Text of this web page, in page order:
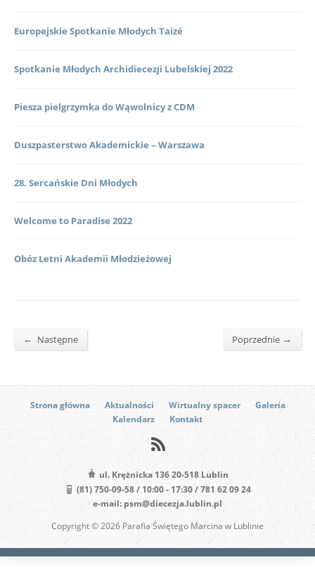
Europejskie Spotkanie Młodych Taizé
Spotkanie Młodych Archidiecezji Lubelskiej 2022
Piesza pielgrzymka do Wąwolnicy z CDM
Duszpasterstwo Akademickie – Warszawa
28. Sercańskie Dni Młodych
Welcome to Paradise 2022
Obóz Letni Akademii Młodzieżowej
← Następne Poprzednie →
Strona główna Aktualności Wirtualny spacer
Galeria
Kalendarz
Kontakt
ul. Krężnicka 136 20-518 Lublin
(81) 750-09-58 / 10:00 - 17:30 / 781 62 09 24
e-mail: psm@diecezja.lublin.pl
Copyright © 2026 Parafia Świętego Marcina w Lublinie